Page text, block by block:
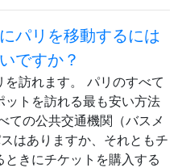
パリを移動するには
ですか？
を訪れます。 パリのすべて
ットを訪れる最も安い方法
ての公共交通機関（バスメ
はありますか、それともチ
ときにチケットを購入する